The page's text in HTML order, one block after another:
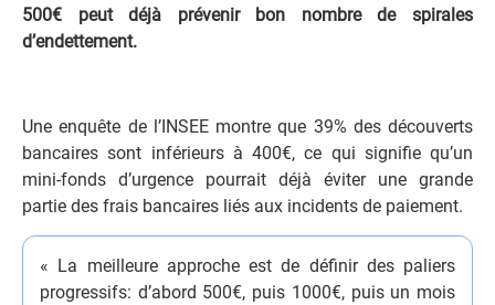
500€ peut déjà prévenir bon nombre de spirales
d’endettement.
Une enquête de l’INSEE montre que 39% des découverts
bancaires sont inférieurs à 400€, ce qui signifie qu’un
mini-fonds d’urgence pourrait déjà éviter une grande
partie des frais bancaires liés aux incidents de paiement.
« La meilleure approche est de définir des paliers
progressifs: d’abord 500€, puis 1000€, puis un mois